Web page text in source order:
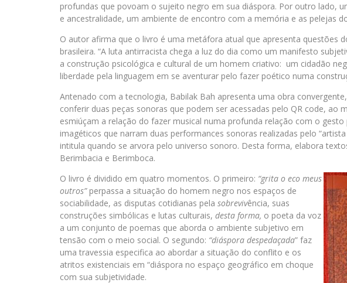
profundas que povoam o sujeito negro em sua diáspora. Por outro lado,
e ancestralidade, um ambiente de encontro com a memória e as pelejas
O autor afirma que o livro é uma metáfora atual que apresenta questões
brasileira. “A luta antirracista chega a luz do dia como um manifesto
a construção psicológica e cultural de um homem criativo: um cidadão
liberdade pela linguagem em se aventurar pelo fazer poético numa
Antenado com a tecnologia, Babilak Bah apresenta uma obra
conferir duas peças sonoras que podem ser acessadas pelo QR code, ao
esmiúçam a relação do fazer musical numa profunda relação com o
imagéticos que narram duas performances sonoras realizadas pelo
intitula quando se arvora pelo universo sonoro. Desta forma, elabora
Berimbacia e Berimboca.
O livro é dividido em quatro momentos. O primeiro: “grita o eco meus
outros” perpassa a situação do homem negro nos espaços de
sociabilidade, as disputas cotidianas pela sobrevivência, suas
construções simbólicas e lutas culturais, desta forma, o poeta da voz
a um conjunto de poemas que aborda o ambiente subjetivo em
tensão com o meio social. O segundo: “diáspora despedaçada” faz
uma travessia especifica ao abordar a situação do conflito e os
atritos existenciais em “diáspora no espaço geográfico em choque
com sua subjetividade.